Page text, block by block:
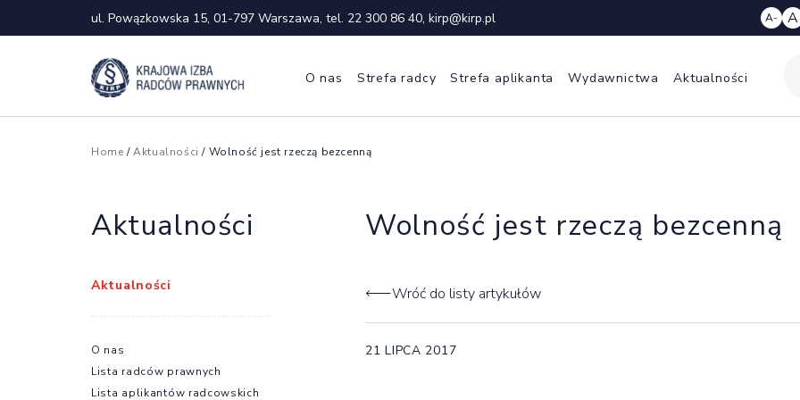
ul. Powązkowska 15, 01-797 Warszawa, tel. 22 300 86 40, kirp@kirp.pl A- A
O nas Strefa radcy Strefa aplikanta Wydawnictwa Aktualności
Home /Aktualności / Wolność jest rzeczą bezcenną
Wolność jest rzeczą bezcenną
Wróć do listy artykułów
21 LIPCA 2017
Aktualności
Aktualności
O nas
Lista radców prawnych
Lista aplikantów radcowskich